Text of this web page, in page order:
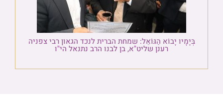
בְּיָמָיו יָבוֹא הַגּוֹאֵל: שמחת הברית לנכד הגאון רבי צפניה
רענן שליט"א, בן לבנו הרב נתנאל הי"ו